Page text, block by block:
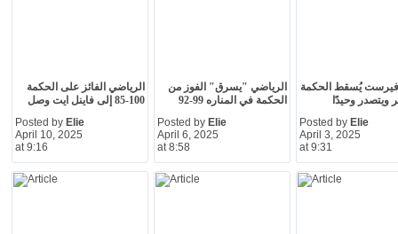
الرياضي الفائز على الحكمة
100-85 إلى فاينل ايت وصل
Posted by Elie
April 10, 2025
at 9:16
الرياضي "يسرق" الفوز من
الحكمة في المناره 99-92
Posted by Elie
April 6, 2025
at 8:58
يُسقط الحكمة
ويتصدر وحيدًا
Posted by Elie
April 3, 2025
at 9:31